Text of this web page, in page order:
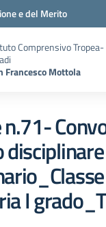
e del Merito
Comprensivo Tropea-
Francesco Mottola
disciplinare
I